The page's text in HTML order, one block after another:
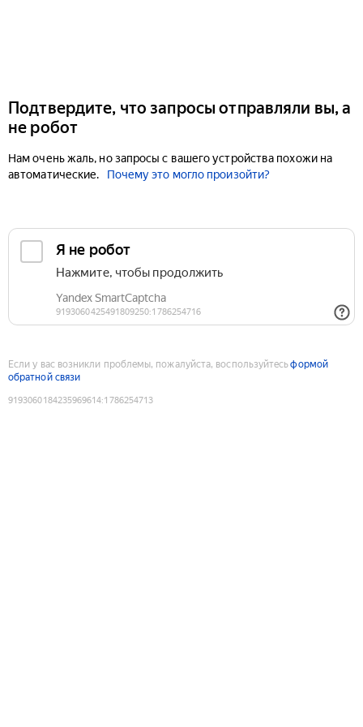
Подтвердите, что запросы отправляли вы, а
не робот
Нам очень жаль, но запросы с вашего устройства похожи на
автоматические.
Почему это могло произойти?
Если у вас возникли проблемы, пожалуйста, воспользуйтесьформой
обратной связи
9193060184235969614:1786254713